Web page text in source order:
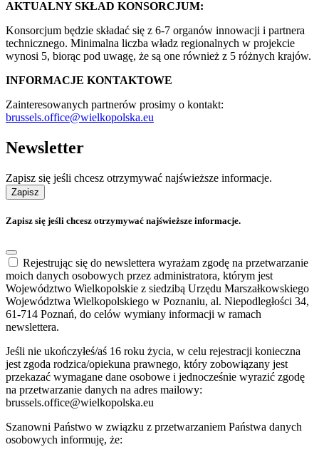
AKTUALNY SKŁAD KONSORCJUM:
Konsorcjum będzie składać się z 6-7 organów innowacji i partnera
technicznego. Minimalna liczba władz regionalnych w projekcie
wynosi 5, biorąc pod uwagę, że są one również z 5 różnych krajów.
INFORMACJE KONTAKTOWE
Zainteresowanych partnerów prosimy o kontakt:
brussels.office@wielkopolska.eu
Newsletter
Zapisz się jeśli chcesz otrzymywać najświeższe informacje.
Zapisz
Zapisz się jeśli chcesz otrzymywać najświeższe informacje.
Rejestrując się do newslettera wyrażam zgodę na przetwarzanie
moich danych osobowych przez administratora, którym jest
Województwo Wielkopolskie z siedzibą Urzędu Marszałkowskiego
Województwa Wielkopolskiego w Poznaniu, al. Niepodległości 34,
61-714 Poznań, do celów wymiany informacji w ramach
newslettera.
Jeśli nie ukończyłeś/aś 16 roku życia, w celu rejestracji konieczna
jest zgoda rodzica/opiekuna prawnego, który zobowiązany jest
przekazać wymagane dane osobowe i jednocześnie wyrazić zgodę
na przetwarzanie danych na adres mailowy:
brussels.office@wielkopolska.eu
Szanowni Państwo w związku z przetwarzaniem Państwa danych
osobowych informuję, że: